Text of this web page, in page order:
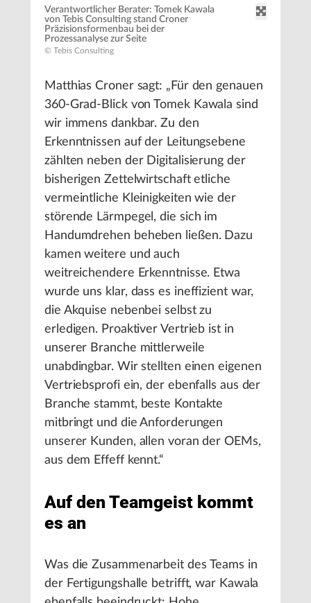
Verantwortlicher Berater: Tomek Kawala
von Tebis Consulting stand Croner
Präzisionsformenbau bei der
Prozessanalyse zur Seite
© Tebis Consulting
Matthias Croner sagt: „Für den genauen
360-Grad-Blick von Tomek Kawala sind
wir immens dankbar. Zu den
Erkenntnissen auf der Leitungsebene
zählten neben der Digitalisierung der
bisherigen Zettelwirtschaft etliche
vermeintliche Kleinigkeiten wie der
störende Lärmpegel, die sich im
Handumdrehen beheben ließen. Dazu
kamen weitere und auch
weitreichendere Erkenntnisse. Etwa
wurde uns klar, dass es ineffizient war,
die Akquise nebenbei selbst zu
erledigen. Proaktiver Vertrieb ist in
unserer Branche mittlerweile
unabdingbar. Wir stellten einen eigenen
Vertriebsprofi ein, der ebenfalls aus der
Branche stammt, beste Kontakte
mitbringt und die Anforderungen
unserer Kunden, allen voran der OEMs,
aus dem Effeff kennt.“
Auf den Teamgeist kommt
es an
Was die Zusammenarbeit des Teams in
der Fertigungshalle betrifft, war Kawala